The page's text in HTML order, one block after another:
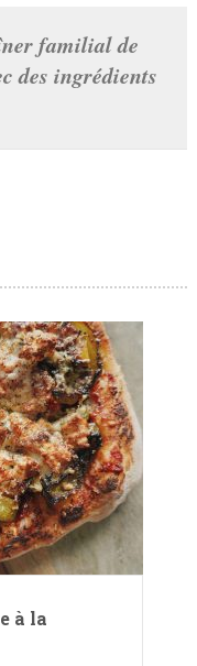
familial de
des ingrédients
à la